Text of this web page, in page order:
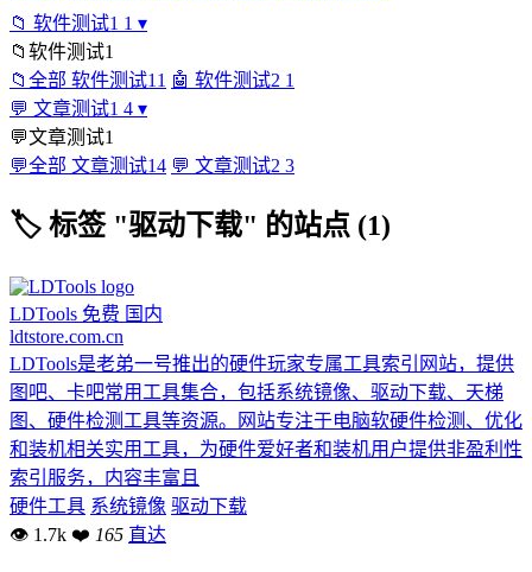
📁 软件测试1 1 ▾
📁 软件测试1
📁 全部 软件测试1 1 🤖 软件测试2 1
💬 文章测试1 4 ▾
💬文章测试1
💬全部 文章测试14 💬 文章测试2 3
🏷 标签 "驱动下载" 的站点 (1)
LDTools 免费 国内
ldtstore.com.cn
LDTools是老弟一号推出的硬件玩家专属工具索引网站，提供
图吧、卡吧常用工具集合，包括系统镜像、驱动下载、天梯
图、硬件检测工具等资源。网站专注于电脑软硬件检测、优化
和装机相关实用工具，为硬件爱好者和装机用户提供非盈利性
索引服务，内容丰富且
硬件工具 系统镜像 驱动下载
👁 1.7k ❤ 165 直达